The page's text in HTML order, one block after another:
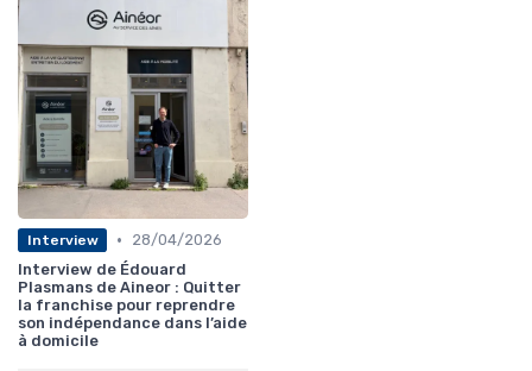
Interview •
28/04/2026
Interview de Édouard
Plasmans de Aineor : Quitter
la franchise pour reprendre
son indépendance dans l’aide
à domicile